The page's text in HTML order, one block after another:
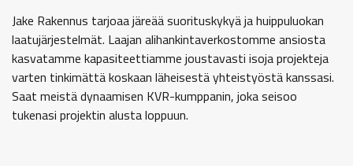
Jake Rakennus tarjoaa järeää suorituskykyä ja huippuluokan
laatujärjestelmät. Laajan alihankintaverkostomme ansiosta
kasvatamme kapasiteettiamme joustavasti isoja projekteja
varten tinkimättä koskaan läheisestä yhteistyöstä kanssasi.
Saat meistä dynaamisen KVR-kumppanin, joka seisoo
tukenasi projektin alusta loppuun.